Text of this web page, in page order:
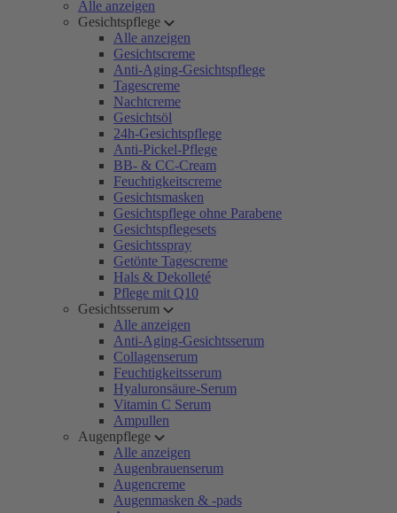
Alle anzeigen
Gesichtspflege
Alle anzeigen
Gesichtscreme
Anti-Aging-Gesichtspflege
Tagescreme
Nachtcreme
Gesichtsöl
24h-Gesichtspflege
Anti-Pickel-Pflege
BB- & CC-Cream
Feuchtigkeitscreme
Gesichtsmasken
Gesichtspflege ohne Parabene
Gesichtspflegesets
Gesichtsspray
Getönte Tagescreme
Hals & Dekolleté
Pflege mit Q10
Gesichtsserum
Alle anzeigen
Anti-Aging-Gesichtsserum
Collagenserum
Feuchtigkeitsserum
Hyaluronsäure-Serum
Vitamin C Serum
Ampullen
Augenpflege
Alle anzeigen
Augenbrauenserum
Augencreme
Augenmasken & -pads